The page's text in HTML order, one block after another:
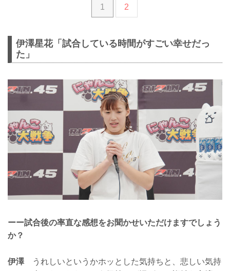
1 2
伊澤星花「試合している時間がすごい幸せだっ
た」
ーー試合後の率直な感想をお聞かせいただけますでしょう
か？
伊澤うれしいというかホッとした気持ちと、悲しい気持